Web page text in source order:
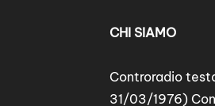
CHI SIAMO
Controradio
31/03/1976)